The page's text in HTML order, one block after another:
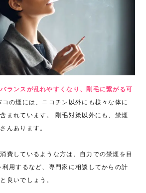
ランスが乱れやすくなり、剛毛に繋がる可
コの煙には、ニコチン以外にも様々な体に
まれています。 剛毛対策以外にも、禁煙
んあります。
費しているような方は、自力での禁煙を目
用するなど、専門家に相談してからの計
良いでしょう。